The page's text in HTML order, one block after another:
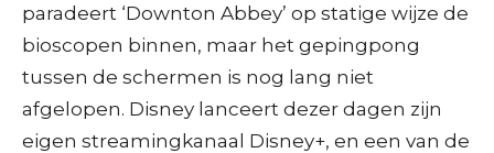
paradeert ‘Downton Abbey’ op statige wijze de
bioscopen binnen, maar het gepingpong
tussen de schermen is nog lang niet
afgelopen. Disney lanceert dezer dagen zijn
eigen streamingkanaal Disney+, en een van de